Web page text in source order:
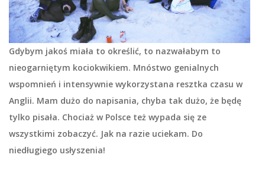
Gdybym jakoś miała to określić, to nazwałabym to
nieogarniętym kociokwikiem. Mnóstwo genialnych
wspomnień i intensywnie wykorzystana resztka czasu w
Anglii. Mam dużo do napisania, chyba tak dużo, że będę
tylko pisała. Chociaż w Polsce też wypada się ze
wszystkimi zobaczyć. Jak na razie uciekam. Do
niedługiego usłyszenia!